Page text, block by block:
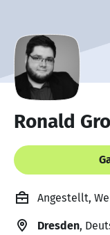
Ronald
Angestellt,
Dresden,